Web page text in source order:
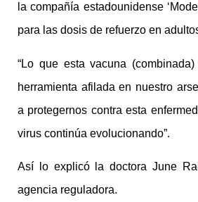
la compañía estadounidense
para las dosis de refuerzo en
“Lo que esta vacuna
herramienta afilada en nuestro
a protegernos contra esta
virus continúa evolucionando”.
Así lo explicó la doctora June
agencia reguladora.